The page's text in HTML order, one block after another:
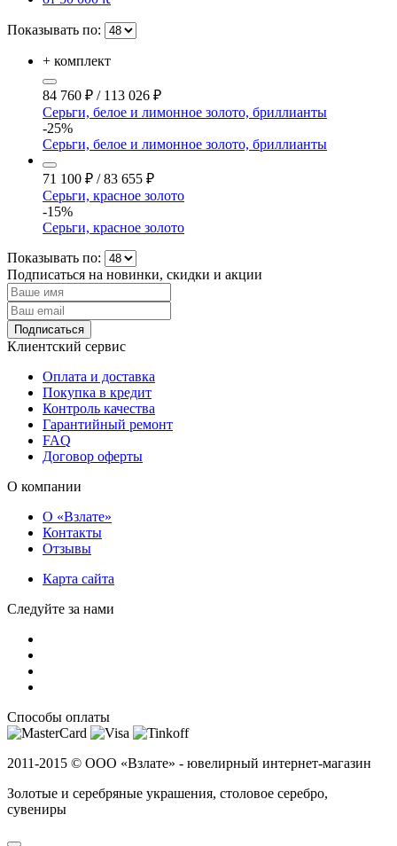
Показывать по:
+ комплект
84 760 ₽ / 113 026 ₽
Серьги, белое и лимонное золото, бриллианты
-25%
Серьги, белое и лимонное золото, бриллианты
71 100 ₽ / 83 655 ₽
Серьги, красное золото
-15%
Серьги, красное золото
Показывать по:
Подписаться на новинки, скидки и акции
Подписаться
Клиентский сервис
Оплата и доставка
Покупка в кредит
Контроль качества
Гарантийный ремонт
FAQ
Договор оферты
О компании
О «Взлате»
Контакты
Отзывы
Карта сайта
Следуйте за нами
Способы оплаты
2011-2015 © ООО «Взлате» - ювелирный интернет-магазин
Золотые и серебряные украшения, столовое серебро,
сувениры